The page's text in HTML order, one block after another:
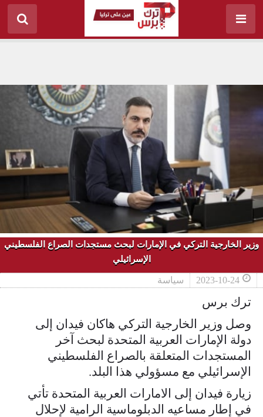
وزير الخارجية التركي في الإمارات لبحث مستجدات الصراع الفلسطيني
الإسرائيلي
2023-10-24 سياسة
ترك برس
وصل وزير الخارجية التركي هاكان فيدان إلى
دولة الإمارات العربية المتحدة لبحث آخر
المستجدات المتعلقة بالصراع الفلسطيني
الإسرائيلي مع مسؤولي هذا البلد.
زيارة فيدان إلى الامارات العربية المتحدة تأتي
في إطار مساعيه الدبلوماسية الرامية لإحلال